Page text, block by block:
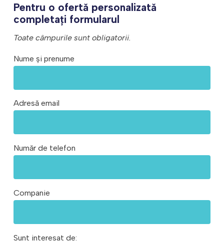
Pentru o ofertă personalizată
completați formularul
Toate câmpurile sunt obligatorii.
Nume și prenume
Adresă email
Număr de telefon
Companie
Sunt interesat de: